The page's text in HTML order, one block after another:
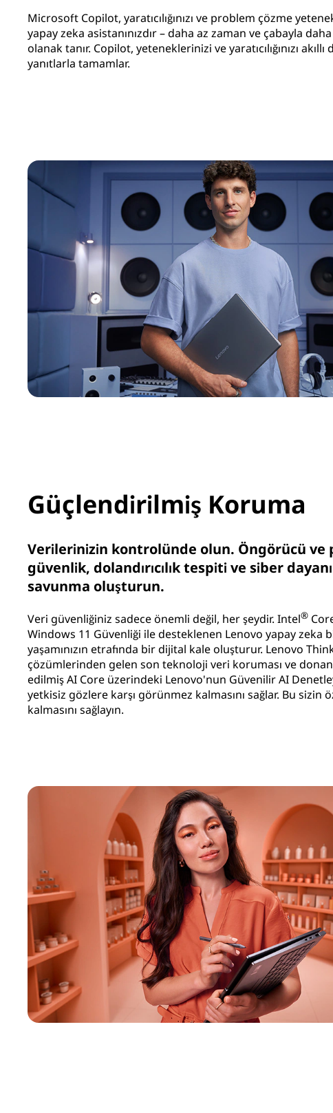
Microsoft Copilot, yaratıcılığınızı ve problem çözme
yapay zeka asistanınızdır – daha az zaman ve çabayla daha
olanak tanır. Copilot, yeteneklerinizi ve yaratıcılığınızı
yanıtlarla tamamlar.
Güçlendirilmiş Koruma
Verilerinizin kontrolünde olun. Öngörücü ve
güvenlik, dolandırıcılık tespiti ve siber
savunma oluşturun.
Veri güvenliğiniz sadece önemli değil, her şeydir. Intel®
Windows 11 Güvenliği ile desteklenen Lenovo yapay zeka
yaşamınızın etrafında bir dijital kale oluşturur. Lenovo
çözümlerinden gelen son teknoloji veri koruması ve
edilmiş AI Core üzerindeki Lenovo'nun Güvenilir AI
yetkisiz gözlere karşı görünmez kalmasını sağlar. Bu sizin
kalmasını sağlayın.